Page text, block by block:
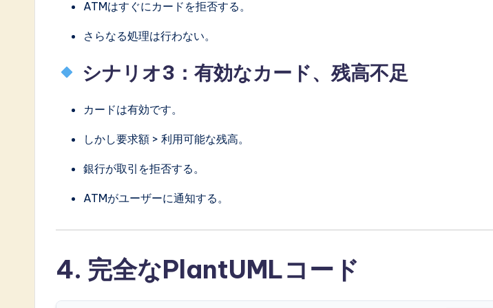
ATMはすぐにカードを拒否する。
さらなる処理は行わない。
シナリオ3：有効なカード、残高不足
カードは有効です。
しかし要求額 > 利用可能な残高。
銀行が取引を拒否する。
ATMがユーザーに通知する。
4. 完全なPlantUMLコード